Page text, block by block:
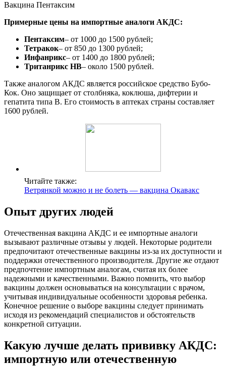
Вакцина Пентаксим
Примерные цены на импортные аналоги АКДС:
Пентаксим– от 1000 до 1500 рублей;
Тетракок– от 850 до 1300 рублей;
Инфанрикс– от 1400 до 1800 рублей;
Тританрикс НВ– около 1500 рублей.
Также аналогом АКДС является российское средство Бубо-
Кок. Оно защищает от столбняка, коклюша, дифтерии и
гепатита типа В. Его стоимость в аптеках страны составляет
1600 рублей.
Читайте также:
Ветрянкой можно и не болеть — вакцина Окавакс
Опыт других людей
Отечественная вакцина АКДС и ее импортные аналоги
вызывают различные отзывы у людей. Некоторые родители
предпочитают отечественные вакцины из-за их доступности и
поддержки отечественного производителя. Другие же отдают
предпочтение импортным аналогам, считая их более
надежными и качественными. Важно помнить, что выбор
вакцины должен основываться на консультации с врачом,
учитывая индивидуальные особенности здоровья ребенка.
Конечное решение о выборе вакцины следует принимать
исходя из рекомендаций специалистов и обстоятельств
конкретной ситуации.
Какую лучше делать прививку АКДС:
импортную или отечественную